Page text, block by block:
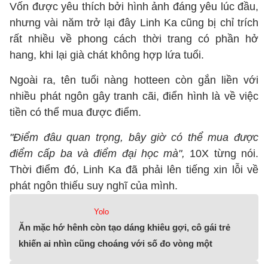
Vốn được yêu thích bởi hình ảnh đáng yêu lúc đầu,
nhưng vài năm trở lại đây Linh Ka cũng bị chỉ trích
rất nhiều về phong cách thời trang có phần hở
hang, khi lại già chát không hợp lứa tuổi.
Ngoài ra, tên tuổi nàng hotteen còn gắn liền với
nhiều phát ngôn gây tranh cãi, điển hình là về việc
tiền có thể mua được điểm.
"Điểm đâu quan trọng, bây giờ có thể mua được
điểm cấp ba và điểm đại học mà", 10X từng nói.
Thời điểm đó, Linh Ka đã phải lên tiếng xin lỗi về
phát ngôn thiếu suy nghĩ của mình.
Yolo
Ăn mặc hớ hênh còn tạo dáng khiêu gợi, cô gái trẻ
khiến ai nhìn cũng choáng với số đo vòng một